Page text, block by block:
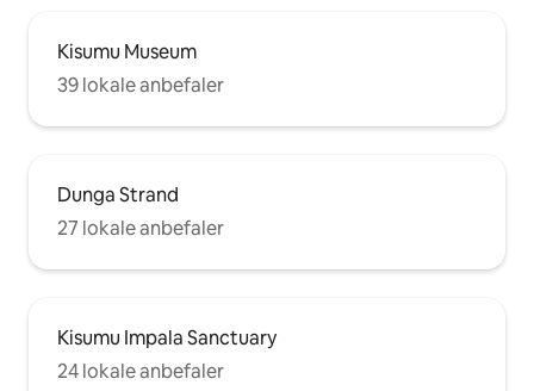
Kisumu Museum
39 lokale anbefaler
Dunga Strand
27 lokale anbefaler
Kisumu Impala Sanctuary
24 lokale anbefaler